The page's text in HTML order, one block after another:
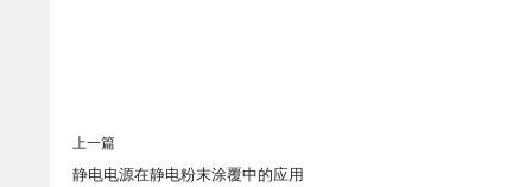
上一篇
静电电源在静电粉末涂覆中的应用